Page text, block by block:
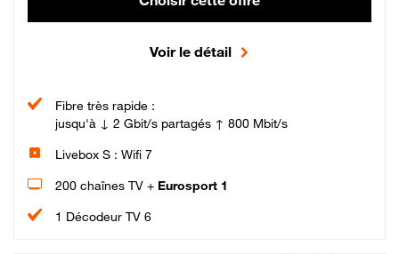
Voir le détail
Fibre très rapide :
jusqu'à ↓ 2 Gbit/s partagés ↑ 800 Mbit/s
Livebox S : Wifi 7
200 chaînes TV + Eurosport 1
1 Décodeur TV 6